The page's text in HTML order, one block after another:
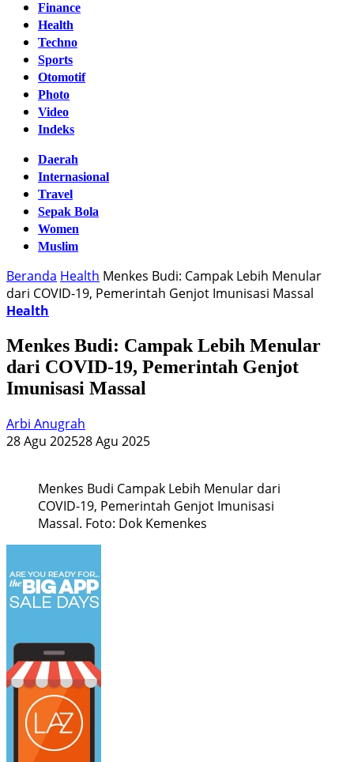
Finance
Health
Techno
Sports
Otomotif
Photo
Video
Indeks
Daerah
Internasional
Travel
Sepak Bola
Women
Muslim
Beranda Health Menkes Budi: Campak Lebih Menular
dari COVID-19, Pemerintah Genjot Imunisasi Massal
Health
Menkes Budi: Campak Lebih Menular
dari COVID-19, Pemerintah Genjot
Imunisasi Massal
Arbi Anugrah
28 Agu 202528 Agu 2025
Menkes Budi Campak Lebih Menular dari
COVID-19, Pemerintah Genjot Imunisasi
Massal. Foto: Dok Kemenkes